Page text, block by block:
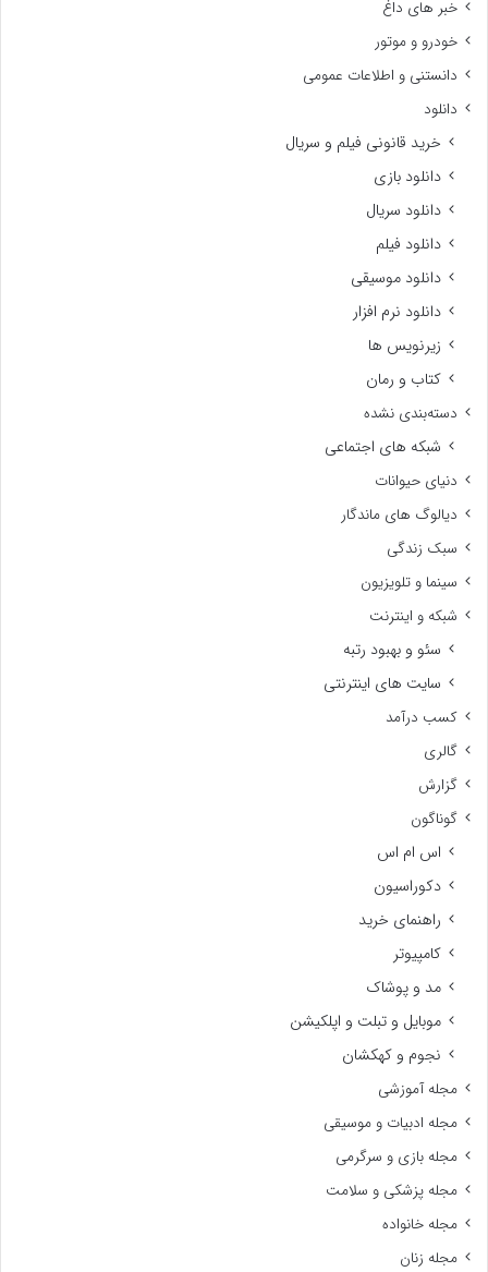
خبر های داغ
خودرو و موتور
دانستنی و اطلاعات عمومی
دانلود
خرید قانونی فیلم و سریال
دانلود بازی
دانلود سریال
دانلود فیلم
دانلود موسیقی
دانلود نرم افزار
زیرنویس ها
کتاب و رمان
دسته‌بندی نشده
شبکه های اجتماعی
دنیای حیوانات
دیالوگ های ماندگار
سبک زندگی
سینما و تلویزیون
شبکه و اینترنت
سئو و بهبود رتبه
سایت های اینترنتی
کسب درآمد
گالری
گزارش
گوناگون
اس ام اس
دکوراسیون
راهنمای خرید
کامپیوتر
مد و پوشاک
موبایل و تبلت و اپلکیشن
نجوم و کهکشان
مجله آموزشی
مجله ادبیات و موسیقی
مجله بازی و سرگرمی
مجله پزشکی و سلامت
مجله خانواده
مجله زنان